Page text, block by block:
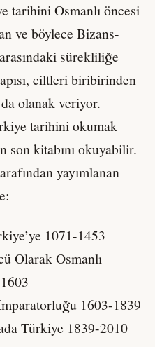
tarihini Osmanlı öncesi
ve böylece Bizans-
sürekliliğe
ciltleri biribirinden
olanak veriyor.
tarihini okumak
son kitabını okuyabilir.
yayımlanan
1071-1453
Olarak Osmanlı
1603-1839
Türkiye 1839-2010